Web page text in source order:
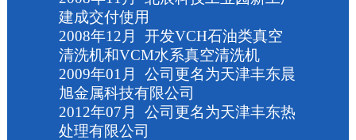
建成交付使用
2008年12 月 开发VCH石油类真空
清洗机和VCM水系真空清洗机
2009年01 月
公司更名为天津丰东晨
旭金属科技有限公司
2012年07 月
公司更名为天津丰东热
处理有限公司